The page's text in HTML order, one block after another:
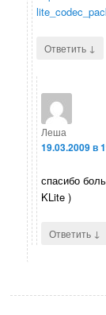
Ответить ↓
Леша
19.03.2009 в
спасибо
KLite )
Ответить ↓